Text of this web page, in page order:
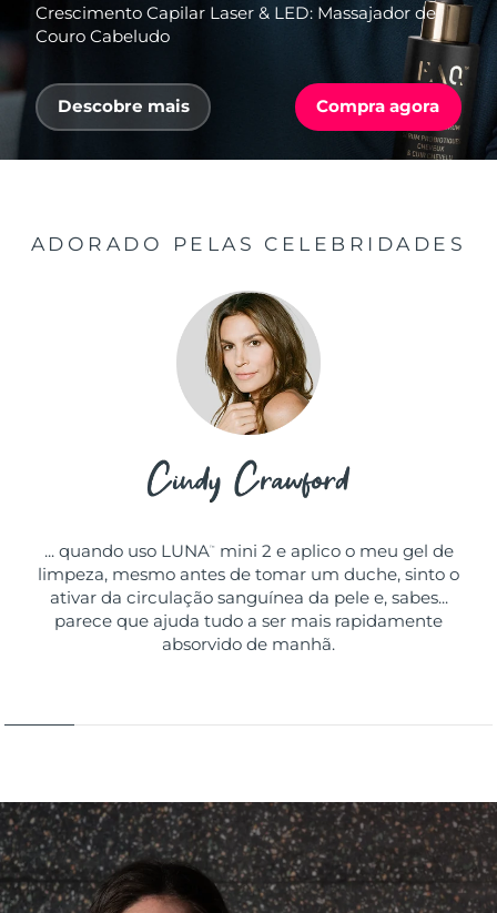
Crescimento Capilar Laser & LED: Massajador de
Couro Cabeludo
Descobre mais Compra agora
ADORADO PELAS CELEBRIDADES
... quando uso LUNA ™
mini 2 e aplico o meu gel de
limpeza, mesmo antes de tomar um duche, sinto o
ativar da circulação sanguínea da pele e, sabes...
parece que ajuda tudo a ser mais rapidamente
absorvido de manhã.